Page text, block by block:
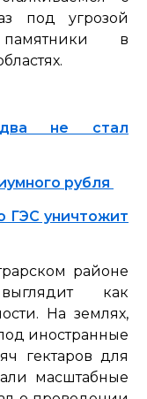
под угрозой
в
не стал
рубля
ГЭС уничтожит
районе
как
На землях,
иностранные
гектаров для
масштабные